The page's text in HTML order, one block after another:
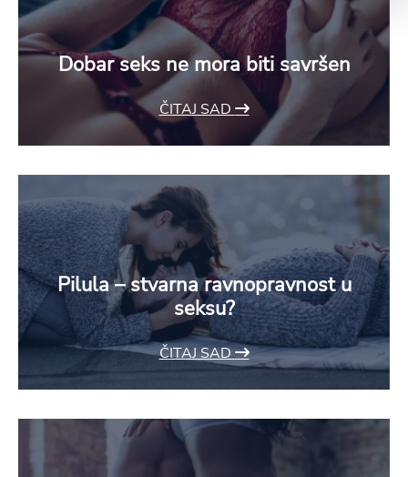
Dobar seks ne mora biti savršen
ČITAJ SAD
Pilula – stvarna ravnopravnost u
seksu?
ČITAJ SAD